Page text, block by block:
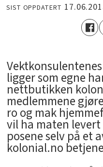
SIST OPPDATERT
ligger som egne
nettbutikken
medlemmene
ro og mak
vil ha maten
posene selv på et
kolonial.no